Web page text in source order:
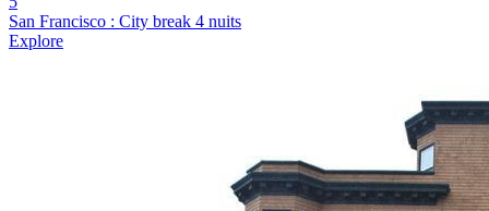
San Francisco : City break 4 nuits
Explore